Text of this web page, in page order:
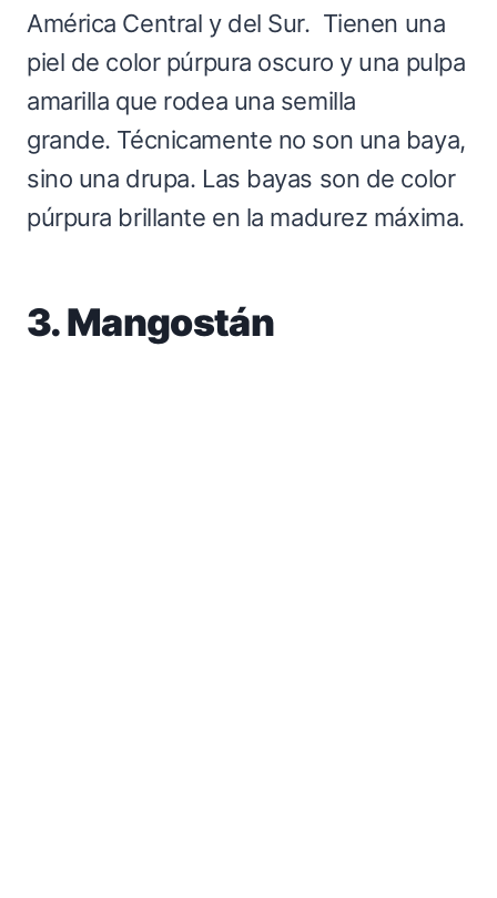
América Central y del Sur. Tienen una
piel de color púrpura oscuro y una pulpa
amarilla que rodea una semilla
grande. Técnicamente no son una baya,
sino una drupa. Las bayas son de color
púrpura brillante en la madurez máxima.
3. Mangostán